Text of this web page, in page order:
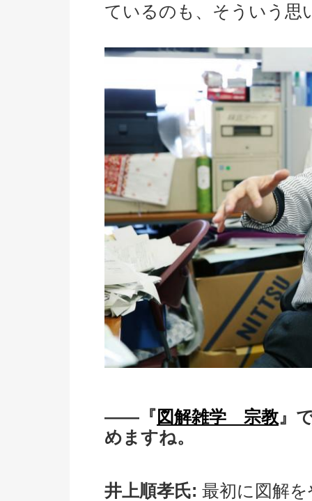
ているのも、そういう思
――『図解雑学 宗教』
めますね。
井上順孝氏: 最初に図解